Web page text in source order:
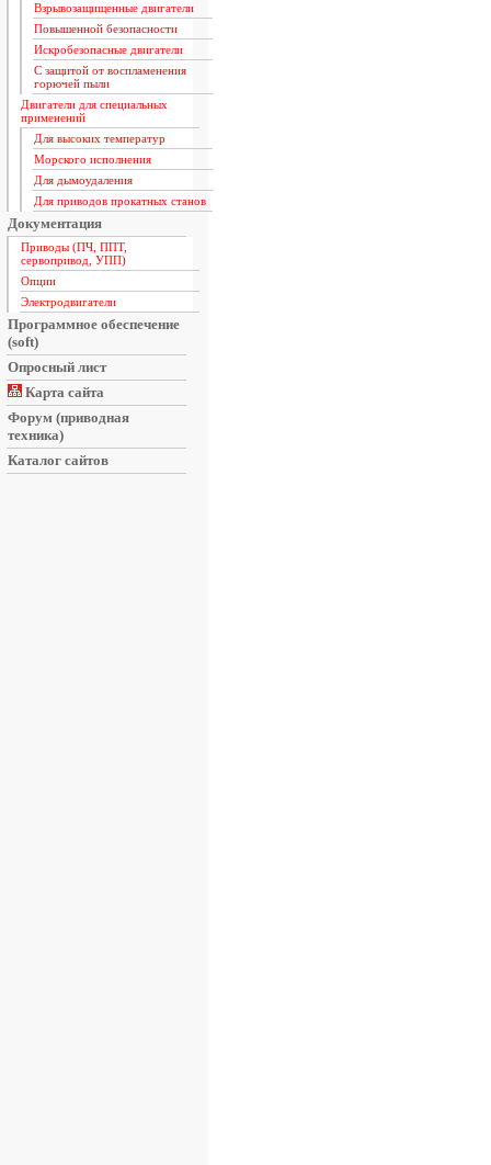
Взрывозащищенные двигатели
Повышенной безопасности
Искробезопасные двигатели
С защитой от воспламенения
горючей пыли
Двигатели для специальных
применений
Для высоких температур
Морского исполнения
Для дымоудаления
Для приводов прокатных станов
Документация
Приводы (ПЧ, ППТ,
сервопривод, УПП)
Опции
Электродвигатели
Программное обеспечение
(soft)
Опросный лист
Карта сайта
Форум (приводная
техника)
Каталог сайтов